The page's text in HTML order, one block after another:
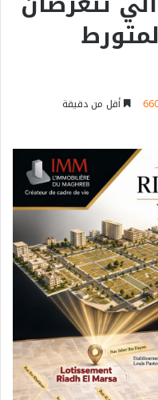
أقل من دقيقة